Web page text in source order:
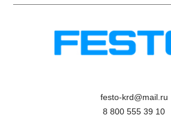
festo-krd@mail.ru
8 800 555 39 10